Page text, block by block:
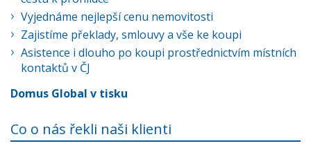
Vyjednáme nejlepší cenu nemovitosti
Zajistíme překlady, smlouvy a vše ke koupi
Asistence i dlouho po koupi prostřednictvím místních
kontaktů v ČJ
Domus Global v tisku
Co o nás řekli naši klienti